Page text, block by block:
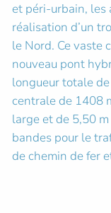
et péri-urbain, les
réalisation d’un
le Nord. Ce vaste
nouveau pont
longueur totale
centrale de 1408
large et de 5,50
bandes pour le
de chemin de fer